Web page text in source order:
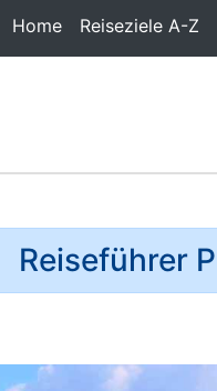
Home Reiseziele A-Z
Reiseführer